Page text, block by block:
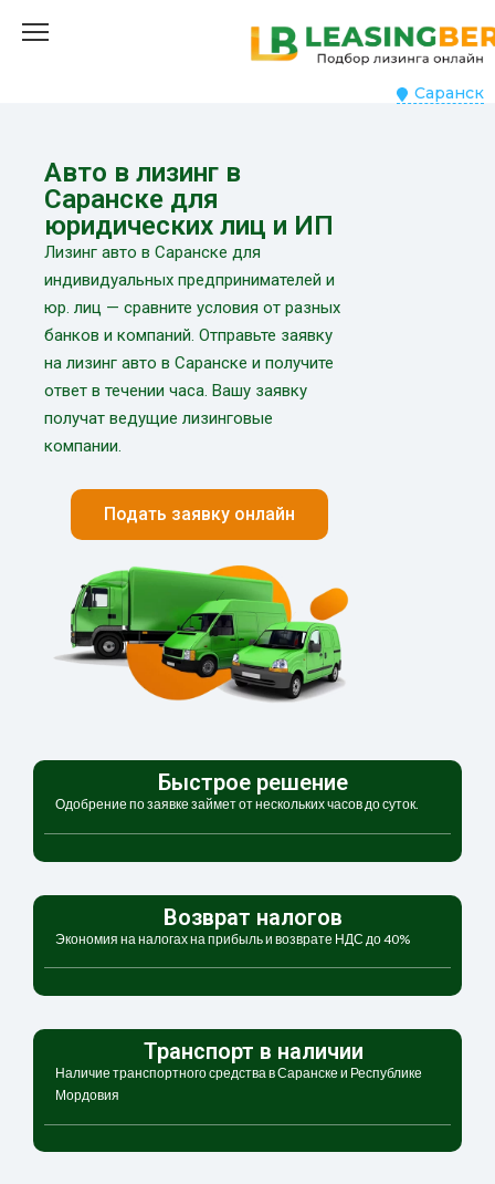
Саранск
Авто в лизинг в
Саранске для
юридических лиц и ИП
Лизинг авто в Саранске для
индивидуальных предпринимателей и
юр. лиц — сравните условия от разных
банков и компаний. Отправьте заявку
на лизинг авто в Саранске и получите
ответ в течении часа. Вашу заявку
получат ведущие лизинговые
компании.
Подать заявку онлайн
Быстрое решение
Одобрение по заявке займет от нескольких часов до суток.
Возврат налогов
Экономия на налогах на прибыль и возврате НДС до 40%
Транспорт в наличии
Наличие транспортного средства в Саранске и Республике
Мордовия